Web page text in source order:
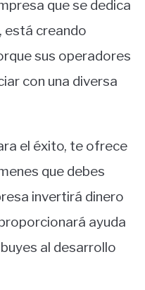
que se dedica
está creando
sus operadores
con una diversa
el éxito, te ofrece
que debes
invertirá dinero
ayuda
al desarrollo